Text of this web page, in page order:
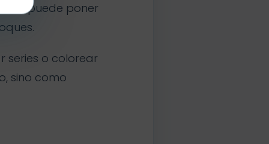
4, puede poner
series o colorear
sino como